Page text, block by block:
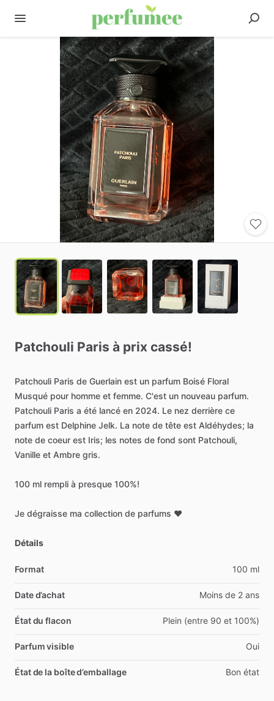
Patchouli Paris à prix cassé!
Patchouli Paris de Guerlain est un parfum Boisé Floral
Musqué pour homme et femme. C'est un nouveau parfum.
Patchouli Paris a été lancé en 2024. Le nez derrière ce
parfum est Delphine Jelk. La note de tête est Aldéhydes; la
note de coeur est Iris; les notes de fond sont Patchouli,
Vanille et Ambre gris.
100 ml rempli à presque 100%!
Je dégraisse ma collection de parfums ❤️
Détails
Format 100 ml
Date d’achat Moins de 2 ans
État du flacon Plein (entre 90 et 100%)
Parfum visible Oui
État de la boîte d’emballage Bon état